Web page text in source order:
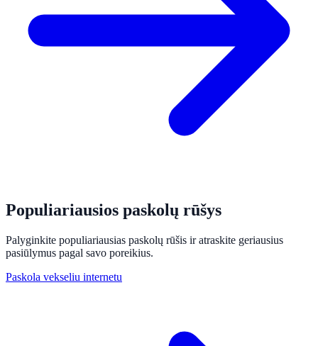
Populiariausios paskolų rūšys
Palyginkite populiariausias paskolų rūšis ir atraskite geriausius
pasiūlymus pagal savo poreikius.
Paskola vekseliu internetu